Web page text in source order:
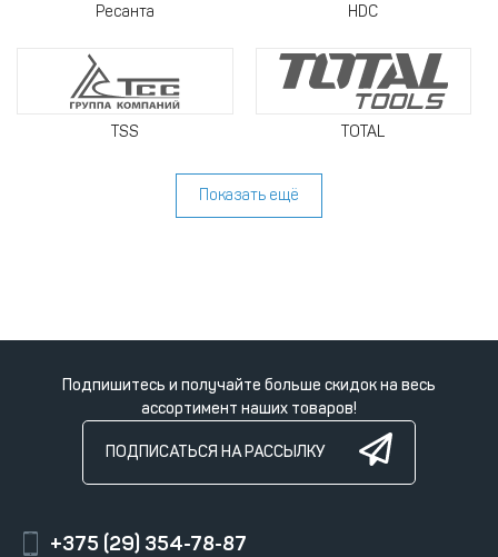
Ресанта HDC
TSS TOTAL
Показать ещё
Подпишитесь и получайте больше скидок на весь
ассортимент наших товаров!
ПОДПИСАТЬСЯ НА РАССЫЛКУ
+375 (29) 354-78-87